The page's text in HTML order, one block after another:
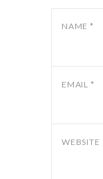
NAME *
EMAIL *
WEBSITE